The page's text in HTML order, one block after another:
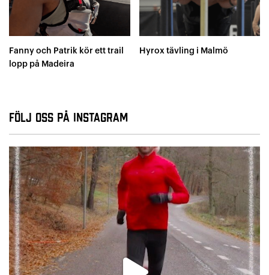
Fanny och Patrik kör ett trail
lopp på Madeira
Hyrox tävling i Malmö
Följ oss på Instagram